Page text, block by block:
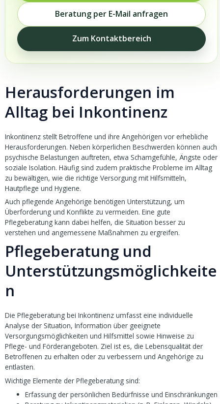
Beratung per E-Mail anfragen
Zum Kontaktbereich
Herausforderungen im
Alltag bei Inkontinenz
Inkontinenz stellt Betroffene und ihre Angehörigen vor erhebliche
Herausforderungen. Neben körperlichen Beschwerden können auch
psychische Belastungen auftreten, etwa Schamgefühle, Ängste oder
soziale Isolation. Häufig sind zudem praktische Probleme im Alltag
zu bewältigen, wie die richtige Versorgung mit Hilfsmitteln,
Hautpflege und Hygiene.
Auch pflegende Angehörige benötigen Unterstützung, um
Überforderung und Konflikte zu vermeiden. Eine gute
Pflegeberatung kann dabei helfen, die Situation besser zu
verstehen und angemessene Maßnahmen zu ergreifen.
Pflegeberatung und
Unterstützungsmöglichkeite
n
Die Pflegeberatung bei Inkontinenz umfasst eine individuelle
Analyse der Situation, Information über geeignete
Versorgungsmöglichkeiten und Hilfsmittel sowie Hinweise zu
Pflege- und Förderangeboten. Ziel ist es, die Lebensqualität der
Betroffenen zu erhalten oder zu verbessern und Angehörige zu
entlasten.
Wichtige Elemente der Pflegeberatung sind:
Erfassung der persönlichen Bedürfnisse und Einschränkungen